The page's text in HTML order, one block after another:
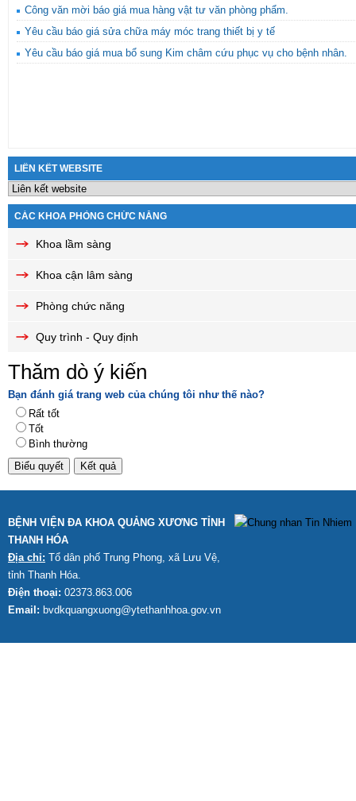
Công văn mời báo giá mua hàng vật tư văn phòng phẩm.
Yêu cầu báo giá sửa chữa máy móc trang thiết bị y tế
Yêu cầu báo giá mua bổ sung Kim châm cứu phục vụ cho bệnh nhân.
LIÊN KẾT WEBSITE
CÁC KHOA PHÒNG CHỨC NĂNG
Khoa lầm sàng
Khoa cận lâm sàng
Phòng chức năng
Quy trình - Quy định
Thăm dò ý kiến
Bạn đánh giá trang web của chúng tôi như thế nào?
Rất tốt
Tốt
Bình thường
BỆNH VIỆN ĐA KHOA QUẢNG XƯƠNG TỈNH
THANH HÓA
Địa chỉ: Tổ dân phố Trung Phong, xã Lưu Vệ,
tỉnh Thanh Hóa.
Điện thoại: 02373.863.006
Email: bvdkquangxuong@ytethanhhoa.gov.vn